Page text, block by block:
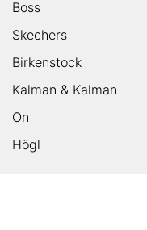
Boss
Skechers
Birkenstock
Kalman & Kalman
On
Högl